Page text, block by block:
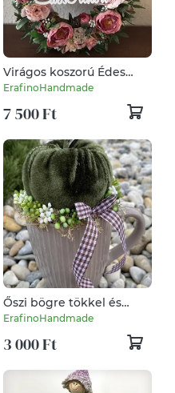
Virágos koszorú Édes
Otthon felirattal
ErafinoHandmade
7 500 Ft
Őszi bögre tökkel és
kockás szalaggal
ErafinoHandmade
3 000 Ft